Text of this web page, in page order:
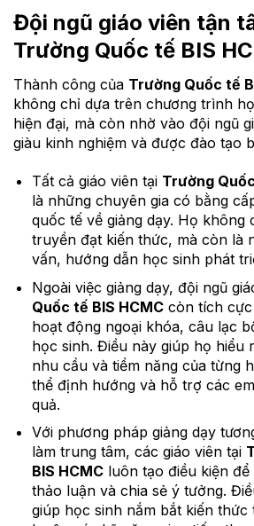
Đội ngũ giáo viên tận
Trường Quốc tế BIS
Thành công của Trường Quốc tế
không chỉ dựa trên chương trình
hiện đại, mà còn nhờ vào đội ngũ
giàu kinh nghiệm và được đào tạo
Tất cả giáo viên tại Trường
là những chuyên gia có bằng
quốc tế về giảng dạy. Họ không
truyền đạt kiến thức, mà còn là
vấn, hướng dẫn học sinh phát
Ngoài việc giảng dạy, đội ngũ
Quốc tế BIS HCMCcòn tích cực
hoạt động ngoại khóa, câu lạc
học sinh. Điều này giúp họ hiểu
nhu cầu và tiềm năng của từng
thể định hướng và hỗ trợ các
quả.
Với phương pháp giảng dạy
làm trung tâm, các giáo viên tại
BIS HCMCluôn tạo điều kiện để
thảo luận và chia sẻ ý tưởng.
giúp học sinh nắm bắt kiến